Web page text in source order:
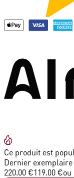
Ce produit est
Dernier
220.00 €119.00 €ou